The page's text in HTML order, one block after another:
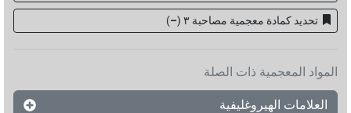
تحديد كمادة معجمية مصاحبة ۳ –
)
المواد المعجمية ذات الصلة
العلامات الهيروغليفية